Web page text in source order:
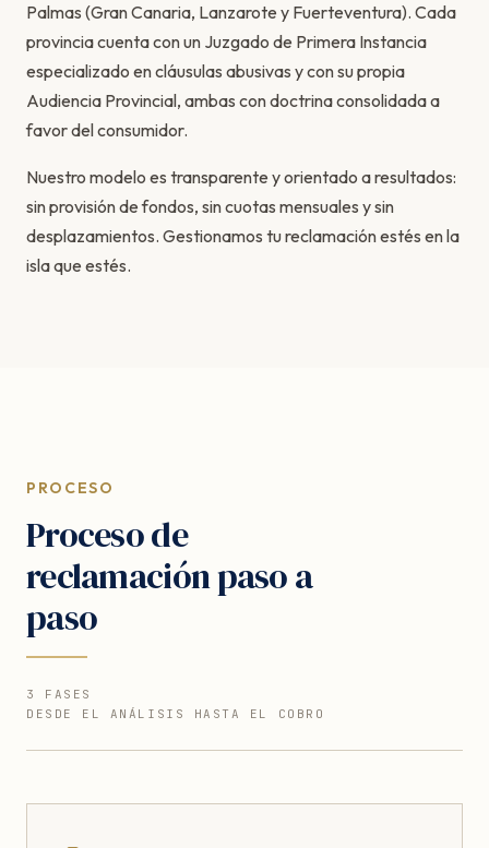
Palmas (Gran Canaria, Lanzarote y Fuerteventura). Cada
provincia cuenta con un Juzgado de Primera Instancia
especializado en cláusulas abusivas y con su propia
Audiencia Provincial, ambas con doctrina consolidada a
favor del consumidor.
Nuestro modelo es transparente y orientado a resultados:
sin provisión de fondos, sin cuotas mensuales y sin
desplazamientos. Gestionamos tu reclamación estés en la
isla que estés.
PROCESO
Proceso de
reclamación paso a
paso
3 FASES
DESDE EL ANÁLISIS HASTA EL COBRO